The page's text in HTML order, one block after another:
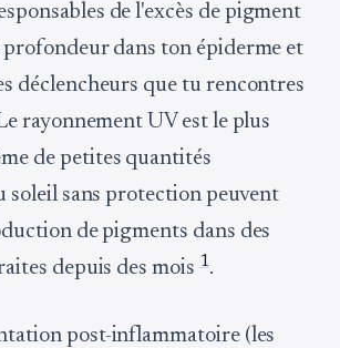
de l'excès de pigment
dans ton épiderme et
déclencheurs que tu rencontres
rayonnement UV est le plus
de petites quantités
soleil sans protection peuvent
de pigments dans des
depuis des mois 1.
post-inflammatoire (les